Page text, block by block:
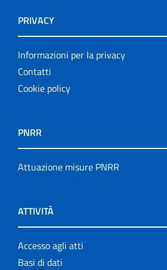
PRIVACY
Informazioni per la privacy
Contatti
Cookie policy
PNRR
Attuazione misure PNRR
ATTIVITÀ
Accesso agli atti
Basi di dati